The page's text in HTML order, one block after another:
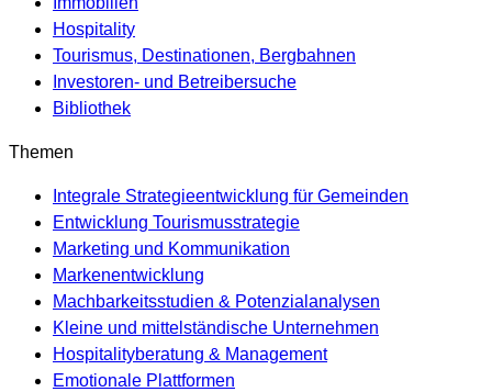
Hospitality
Tourismus, Destinationen, Bergbahnen
Investoren- und Betreibersuche
Bibliothek
Themen
Integrale Strategieentwicklung für Gemeinden
Entwicklung Tourismusstrategie
Marketing und Kommunikation
Markenentwicklung
Machbarkeitsstudien & Potenzialanalysen
Kleine und mittelständische Unternehmen
Hospitalityberatung & Management
Emotionale Plattformen